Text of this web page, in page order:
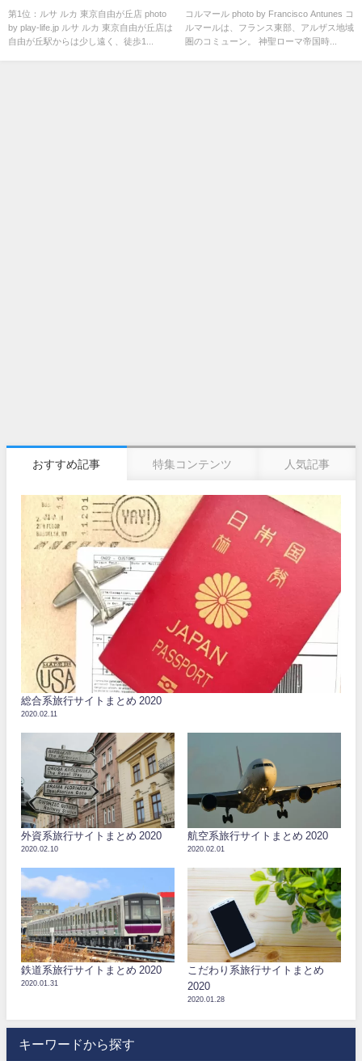
ランキング
第1位：ルサ ルカ 東京自由が丘店 photo
by play-life.jp ルサ ルカ 東京自由が丘店は
自由が丘駅からは少し遠く、徒歩1...
「コルマール」
コルマール photo by Francisco Antunes コ
ルマールは、フランス東部、アルザス地域
圏のコミューン。 神聖ローマ帝国時...
おすすめ記事 特集コンテンツ 人気記事
総合系旅行サイトまとめ 2020
2020.02.11
外資系旅行サイトまとめ 2020
2020.02.10
航空系旅行サイトまとめ 2020
2020.02.01
鉄道系旅行サイトまとめ 2020
2020.01.31
こだわり系旅行サイトまとめ
2020
2020.01.28
キーワードから探す